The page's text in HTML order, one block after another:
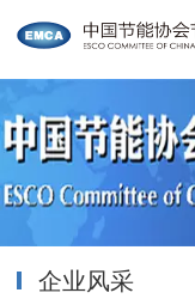
企业风采